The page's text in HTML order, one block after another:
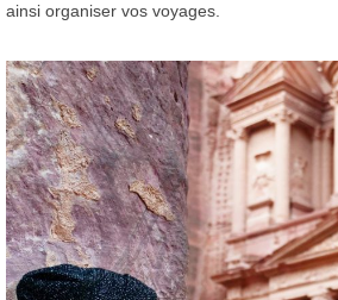
ainsi organiser vos voyages.